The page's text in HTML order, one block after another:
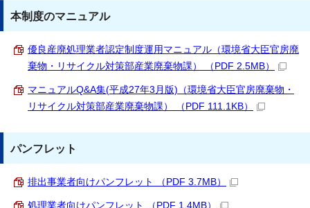
本制度のマニュアル
優良産廃処理業者認定制度運用マニュアル（環境省大臣官房廃
棄物・リサイクル対策部産業廃棄物課） （PDF 2.5MB）
マニュアルQ&A集(平成27年3月版)（環境省大臣官房廃棄物・
リサイクル対策部産業廃棄物課） （PDF 111.1KB）
パンフレット
排出事業者向けパンフレット （PDF 3.7MB）
処理業者向けパンフレット （PDF 1.4MB）